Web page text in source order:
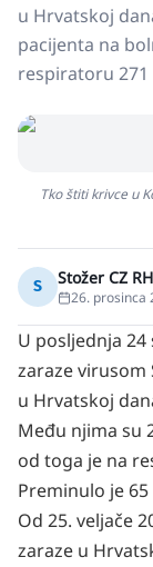
Crna kronika
Sport
Osmrtnice
u Hrvatskoj
pacijenta na
respiratoru 271
Tko štiti krivce u
S Stožer CZ RH
26. prosinca
U posljednja 24
zaraze virusom
u Hrvatskoj
Među njima su
od toga je na
Preminulo je 65
Od 25. veljače
zaraze u